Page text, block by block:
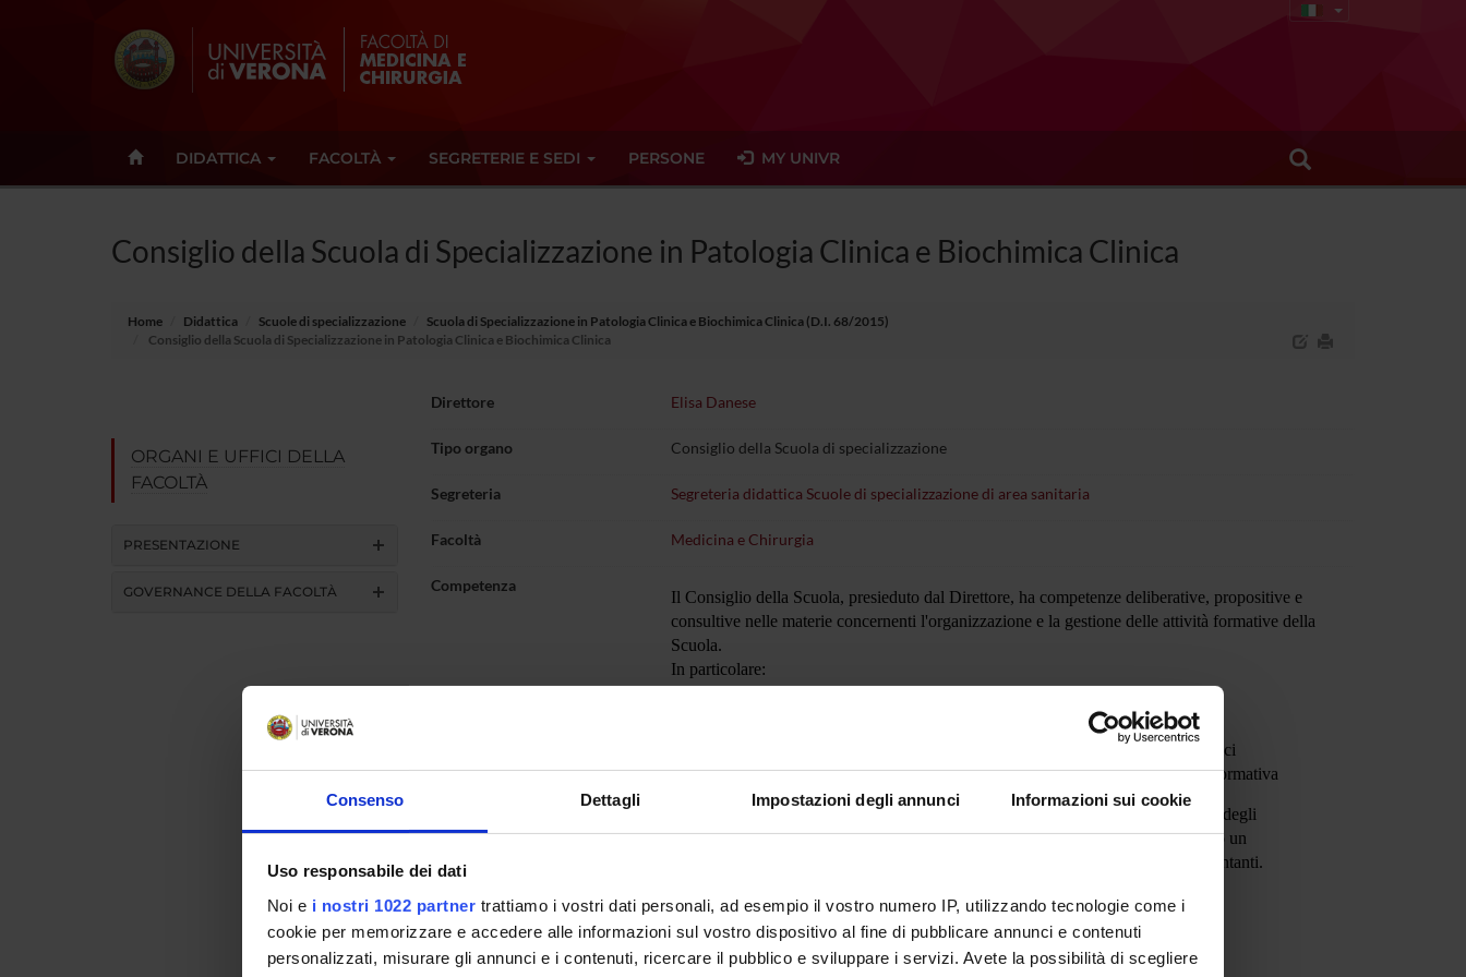
Consenso Dettagli Impostazioni degli annunci Informazioni sui cookie
Uso responsabile dei dati
Noi e i nostri 1022 partner trattiamo i vostri dati personali, ad esempio il vostro numero IP, utilizzando tecnologie come i
cookie per memorizzare e accedere alle informazioni sul vostro dispositivo al fine di pubblicare annunci e contenuti
personalizzati, misurare gli annunci e i contenuti, ricercare il pubblico e sviluppare i servizi. Avete la possibilità di scegliere
DIDATTICA FACOLTÀ SEGRETERIE E SEDI PERSONE MY UNIVR
Consiglio della Scuola di Specializzazione in Patologia Clinica e Biochimica Clinica
Home Didattica Scuole di specializzazione
Scuola di Specializzazione in Patologia Clinica e Biochimica Clinica (D.I. 68/2015)
Consiglio della Scuola di Specializzazione in Patologia Clinica e Biochimica Clinica
ORGANI E UFFICI DELLA
FACOLTÀ
PRESENTAZIONE
GOVERNANCE DELLA FACOLTÀ
Direttore Elisa Danese
Tipo organo Consiglio della Scuola di specializzazione
Segreteria Segreteria didattica Scuole di specializzazione di area sanitaria
Facoltà Medicina e Chirurgia
Competenza
Il Consiglio della Scuola, presieduto dal Direttore, ha competenze deliberative, propositive e
consultive nelle materie concernenti l'organizzazione e la gestione delle attività formative della
Scuola.
In particolare:
Elegge, ogni 3 anni accademici, il Direttore della Scuola
Approva, annualmente, la composizione del corpo docente e i piani didattici
Approva la collocazione dei Medici in Formazione in strutture extra rete formativa
Il Consiglio è composto dal corpo docente della Scuola e da una rappresentanza degli
specializzandi pari al 10% degli iscritti alla Scuola garantendo comunque almeno un
rappresentante per ogni anni di corso e non superando il massimo di 10 rappresentanti.